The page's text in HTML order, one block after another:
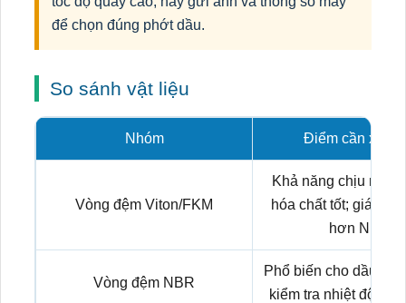
để chọn đúng phớt dầu.
So sánh vật liệu
Nhóm Điểm cần xem
Vòng đệm Viton/FKM
Khả năng chịu
hóa chất tốt; giá
hơn NBR.
Vòng đệm NBR
Phổ biến cho dầu
kiểm tra nhiệt độ và